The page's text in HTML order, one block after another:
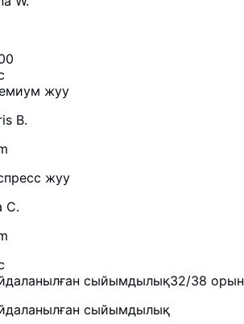
жуу
B.
жуу
C.
сыйымдылық32/38 орын
сыйымдылық